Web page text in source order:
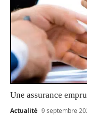
Une assurance
Actualité 9 septembre